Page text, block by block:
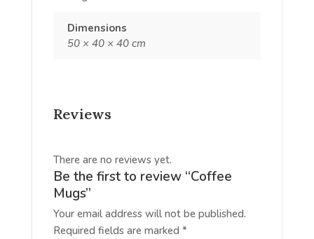
Dimensions
50 × 40 × 40 cm
Reviews
There are no reviews yet.
Be the first to review “Coffee
Mugs”
Your email address will not be published.
Required fields are marked *